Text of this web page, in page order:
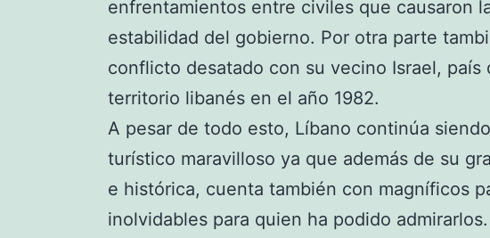
enfrentamientos entre civiles que causaron
estabilidad del gobierno. Por otra parte
conflicto desatado con su vecino Israel, país
territorio libanés en el año 1982.
A pesar de todo esto, Líbano continúa
turístico maravilloso ya que además de su
e histórica, cuenta también con magníficos
inolvidables para quien ha podido